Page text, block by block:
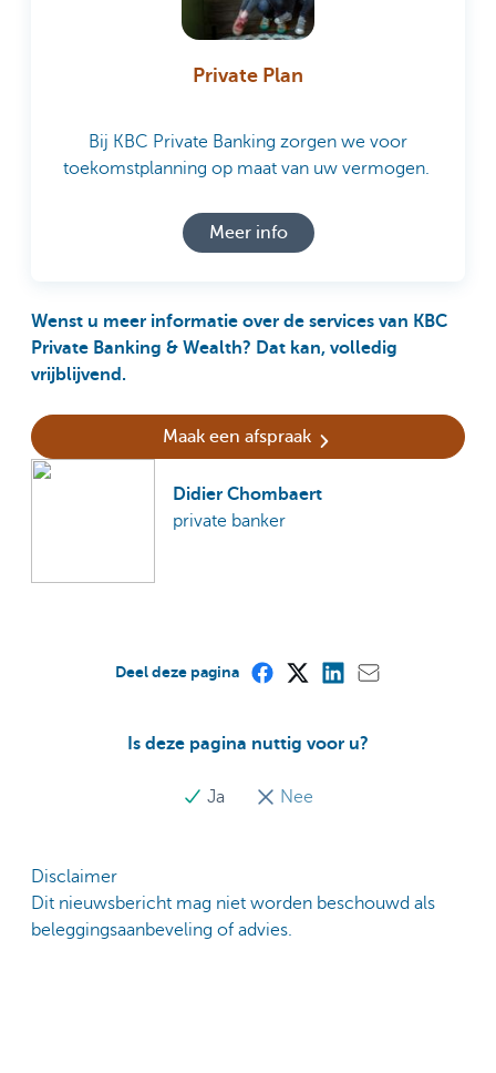
Private Plan
Bij KBC Private Banking zorgen we voor
toekomstplanning op maat van uw vermogen.
Meer info
Wenst u meer informatie over de services van KBC
Private Banking & Wealth? Dat kan, volledig
vrijblijvend.
Maak een afspraak
Didier Chombaert
private banker
Is deze pagina nuttig voor u?
Ja Nee
Deel deze pagina
Disclaimer
Dit nieuwsbericht mag niet worden beschouwd als
beleggingsaanbeveling of advies.